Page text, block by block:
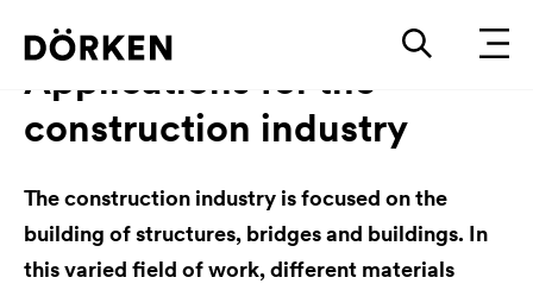
Applications for the
construction industry
The construction industry is focused on the
building of structures, bridges and buildings. In
this varied field of work, different materials